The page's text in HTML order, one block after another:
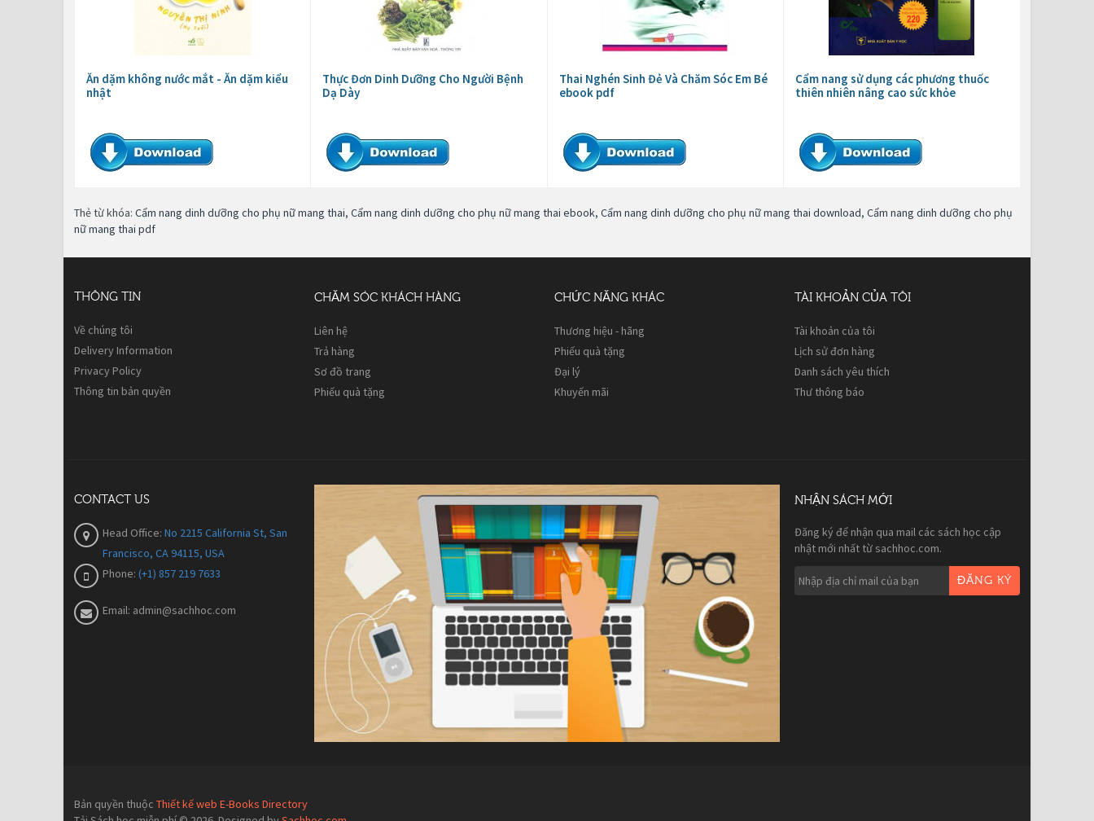
Ăn dặm không nước mắt - Ăn dặm kiểu
nhật
Thực Đơn Dinh Dưỡng Cho Người Bệnh
Dạ Dày
Thai Nghén Sinh Đẻ Và Chăm Sóc Em Bé
ebook pdf
Cẩm nang sử dụng các phương thuốc
thiên nhiên nâng cao sức khỏe
Thẻ từ khóa: Cẩm nang dinh dưỡng cho phụ nữ mang thai, Cẩm nang dinh dưỡng cho phụ nữ mang thai ebook, Cẩm nang dinh dưỡng cho phụ nữ mang thai download, Cẩm nang dinh dưỡng cho phụ
nữ mang thai pdf
THÔNG TIN
Về chúng tôi
Delivery Information
Privacy Policy
Thông tin bản quyền
CHĂM SÓC KHÁCH HÀNG
Liên hệ
Trả hàng
Sơ đồ trang
Phiếu quà tặng
CHỨC NĂNG KHÁC
Thương hiệu - hãng
Phiếu quà tặng
Đại lý
Khuyến mãi
TÀI KHOẢN CỦA TÔI
Tài khoản của tôi
Lịch sử đơn hàng
Danh sách yêu thích
Thư thông báo
CONTACT US
Head Office: No 2215 California St, San
Francisco, CA 94115, USA
Phone: (+1) 857 219 7633
Email: admin@sachhoc.com
NHẬN SÁCH MỚI
Đăng ký để nhận qua mail các sách học cập
nhật mới nhất từ sachhoc.com.
ĐĂNG KÝ
Bản quyền thuộc Thiết kế web E-Books Directory